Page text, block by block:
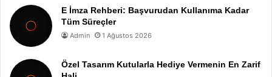
E İmza Rehberi: Başvurudan Kullanıma Kadar
Tüm Süreçler
Admin 1 Ağustos 2026
Özel Tasarım Kutularla Hediye Vermenin En Zarif